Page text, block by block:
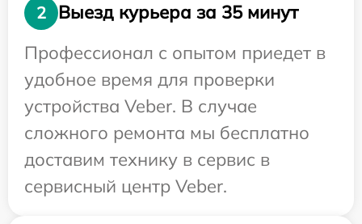
2
Выезд курьера за 35 минут
Профессионал с опытом приедет в
удобное время для проверки
устройства Veber. В случае
сложного ремонта мы бесплатно
доставим технику в сервис в
сервисный центр Veber.